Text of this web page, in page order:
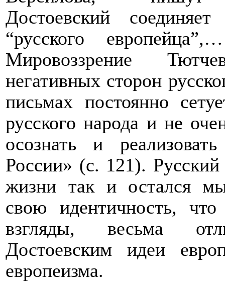
Достоевский
“русского
Мировоззрение
негативных сторон
письмах постоянно
русского народа и не
осознать и
России» (с. 121).
жизни так и остался
свою идентичность, что
взгляды, весьма
Достоевским идеи
европеизма.